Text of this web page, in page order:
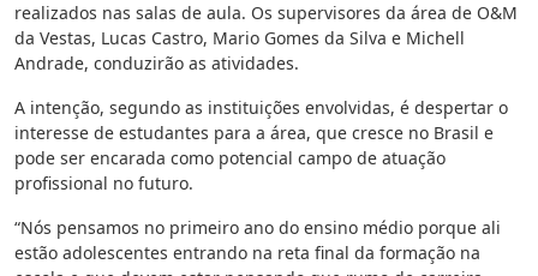
realizados nas salas de aula. Os supervisores da área de O&M
da Vestas, Lucas Castro, Mario Gomes da Silva e Michell
Andrade, conduzirão as atividades.
A intenção, segundo as instituições envolvidas, é despertar o
interesse de estudantes para a área, que cresce no Brasil e
pode ser encarada como potencial campo de atuação
profissional no futuro.
“Nós pensamos no primeiro ano do ensino médio porque ali
estão adolescentes entrando na reta final da formação na